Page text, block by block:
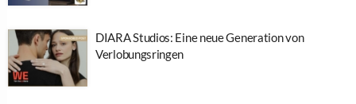
DIARA Studios: Eine neue Generation von
Verlobungsringen